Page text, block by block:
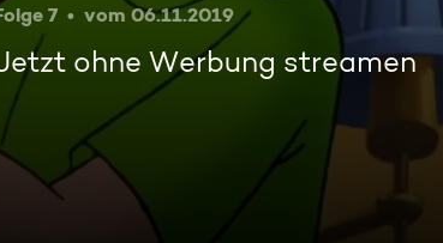
7 vom 06.11.2019
ohne Werbung streamen